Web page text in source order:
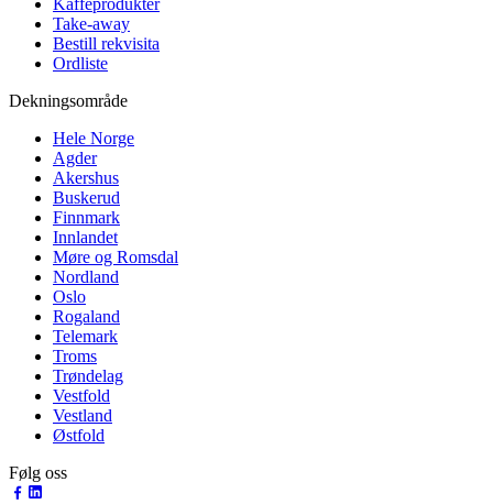
Kaffeprodukter
Take-away
Bestill rekvisita
Ordliste
Dekningsområde
Hele Norge
Agder
Akershus
Buskerud
Finnmark
Innlandet
Møre og Romsdal
Nordland
Oslo
Rogaland
Telemark
Troms
Trøndelag
Vestfold
Vestland
Østfold
Følg oss